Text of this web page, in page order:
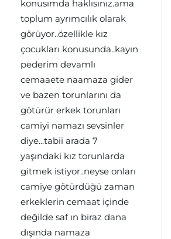
konusımda haklısınız.ama
toplum ayrımcılık olarak
görüyor..özellikle kız
çocukları konusunda..kayın
pederim devamlı
cemaaete naamaza gider
ve bazen torunlarını da
götürür erkek torunları
camiyi namazı sevsinler
diye...tabii arada 7
yaşındaki kız torunlarda
gitmek istiyor..neyse onları
camiye götürdüğü zaman
erkeklerin cemaat içinde
değilde saf ın biraz dana
dışında namaza